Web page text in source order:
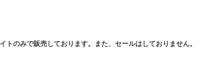
のみで販売しております。また、セールはしておりません。